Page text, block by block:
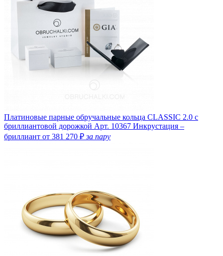
Платиновые парные обручальные кольца CLASSIC 2.0 с
бриллиантовой дорожкой Арт. 10367 Инкрустация –
бриллиант от 381 270 ₽за пару